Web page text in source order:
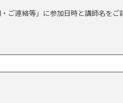
ご連絡等」に参加日時と講師名をご